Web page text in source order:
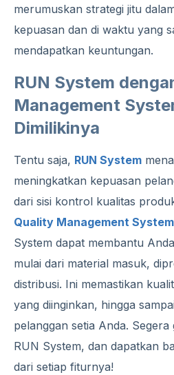
merumuskan strategi jitu
kepuasan dan di waktu yang
mendapatkan keuntungan.
RUN System
Management
Dimilikinya
Tentu saja, RUN System
meningkatkan kepuasan
dari sisi kontrol kualitas
Quality Management System
System dapat membantu
mulai dari material masuk,
distribusi. Ini memastikan
yang diinginkan, hingga
pelanggan setia Anda.
RUN System, dan dapatkan
dari setiap fiturnya!